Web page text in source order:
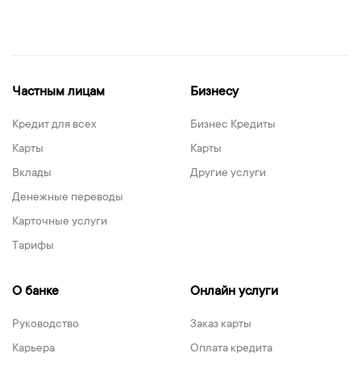
Частным лицам
Кредит для всех
Карты
Вклады
Денежные переводы
Карточные услуги
Тарифы
Бизнесу
Бизнес Кредиты
Карты
Другие услуги
О банке
Руководство
Карьера
Онлайн услуги
Заказ карты
Оплата кредита